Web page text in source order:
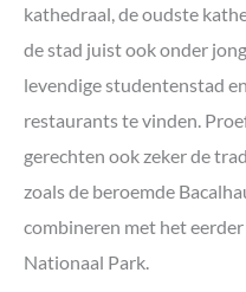
kathedraal, de oudste
de stad juist ook onder
levendige studentenstad
restaurants te vinden.
gerechten ook zeker de
zoals de beroemde
combineren met het
Nationaal Park.